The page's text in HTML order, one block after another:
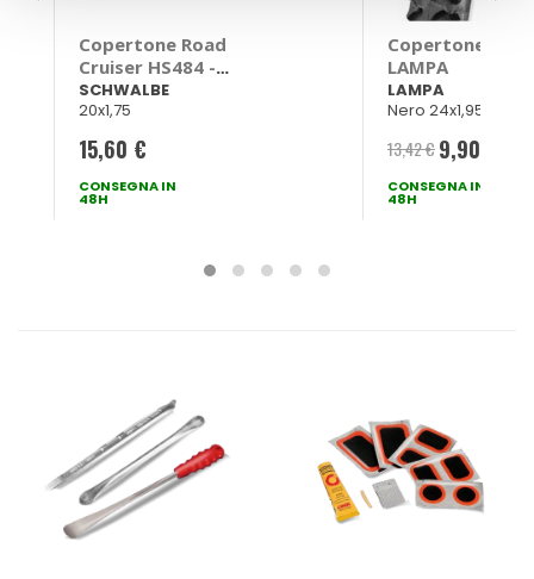
Copertone Road
Cruiser HS484 -
SCHWALBE
SCHWALBE
20x1,75
15,60 €
CONSEGNA IN
48H
Copertone MTB
LAMPA
LAMPA
Nero 24x1,95
13,42 € Prezzo
speciale
9,90 €
CONSEGNA IN
48H